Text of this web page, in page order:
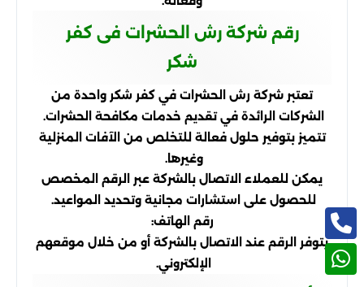
رقم شركة رش الحشرات فى كفر
شكر
تعتبر شركة رش الحشرات في كفر شكر واحدة من
الشركات الرائدة في تقديم خدمات مكافحة الحشرات.
تتميز بتوفير حلول فعالة للتخلص من الآفات المنزلية
وغيرها.
يمكن للعملاء الاتصال بالشركة عبر الرقم المخصص
للحصول على استشارات مجانية وتحديد المواعيد.
رقم الهاتف:
يتوفر الرقم عند الاتصال بالشركة أو من خلال موقعهم
الإلكتروني.